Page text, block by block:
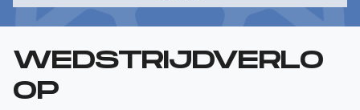
WEDSTRIJDVERLO
OP